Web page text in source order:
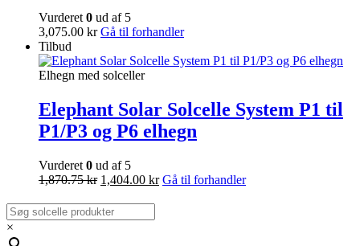
Vurderet 0 ud af 5
3,075.00 kr Gå til forhandler
Tilbud
Elhegn med solceller
Elephant Solar Solcelle System P1 til
P1/P3 og P6 elhegn
Vurderet 0 ud af 5
1,870.75kr 1,404.00 kr Gå til forhandler
×